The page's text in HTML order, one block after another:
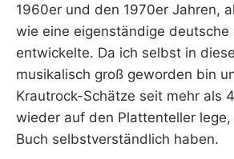
1960er und den 1970er Jahren,
wie eine eigenständige deutsche
entwickelte. Da ich selbst in
musikalisch groß geworden bin
Krautrock-Schätze seit mehr als
wieder auf den Plattenteller
Buch selbstverständlich haben.